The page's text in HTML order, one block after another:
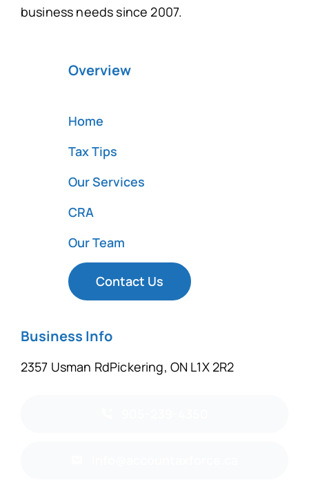
business needs since 2007.
Overview
Home
Tax Tips
Our Services
CRA
Our Team
Contact Us
Business Info
2357 Usman RdPickering, ON L1X 2R2